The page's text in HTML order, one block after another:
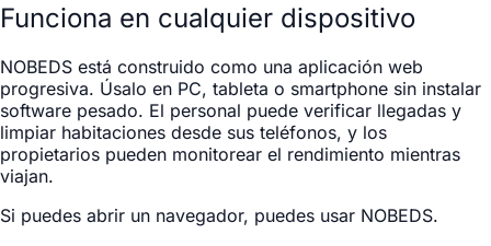
Funciona en cualquier dispositivo
NOBEDS está construido como una aplicación web
progresiva. Úsalo en PC, tableta o smartphone sin instalar
software pesado. El personal puede verificar llegadas y
limpiar habitaciones desde sus teléfonos, y los
propietarios pueden monitorear el rendimiento mientras
viajan.
Si puedes abrir un navegador, puedes usar NOBEDS.